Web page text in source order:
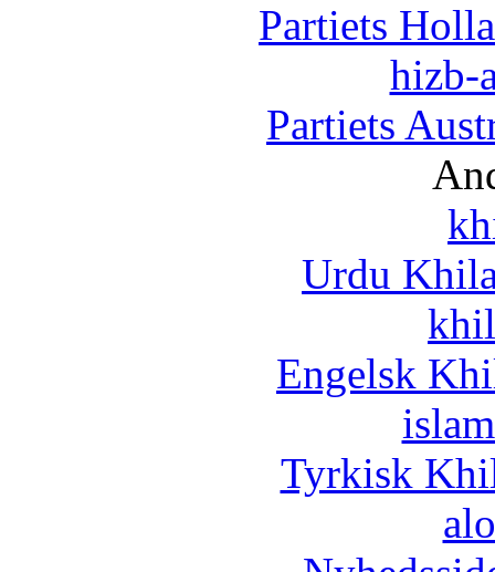
Partiets
hizb-
Partiets
Urdu
Engelsk
Tyrkisk